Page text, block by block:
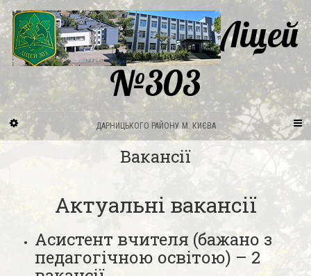
Ліцей
№303
ДАРНИЦЬКОГО РАЙОНУ М. КИЄВА
Вакансії
Актуальні вакансії
Асистент вчителя (бажано з
педагогічною освітою) – 2